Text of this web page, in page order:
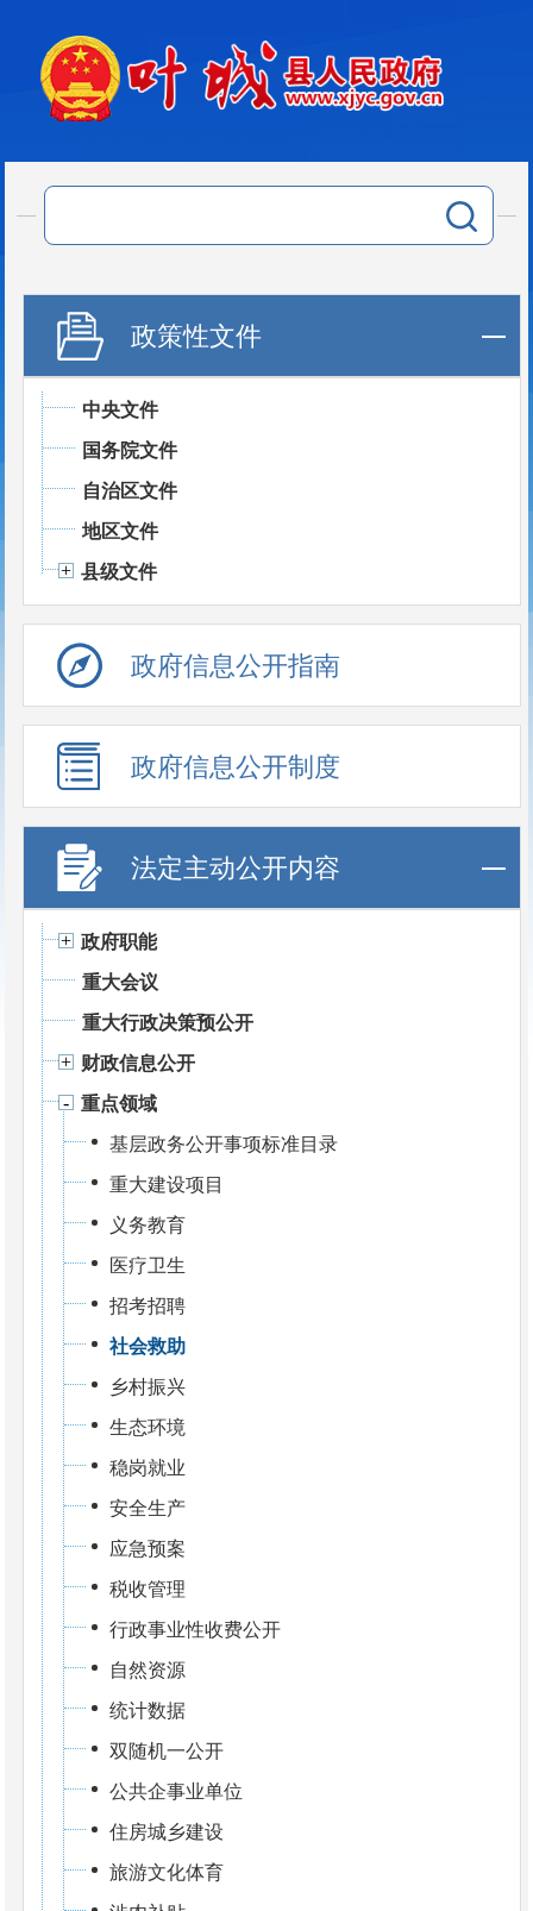
政策性文件
中央文件
国务院文件
自治区文件
地区文件
县级文件
政府信息公开指南
政府信息公开制度
法定主动公开内容
政府职能
重大会议
重大行政决策预公开
财政信息公开
重点领域
基层政务公开事项标准目录
重大建设项目
义务教育
医疗卫生
招考招聘
社会救助
乡村振兴
生态环境
稳岗就业
安全生产
应急预案
税收管理
行政事业性收费公开
自然资源
统计数据
双随机一公开
公共企事业单位
住房城乡建设
旅游文化体育